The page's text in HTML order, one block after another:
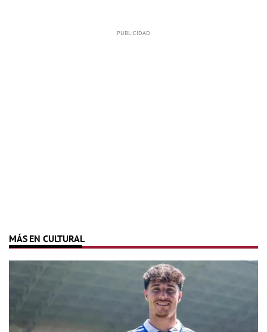
MÁS EN CULTURAL